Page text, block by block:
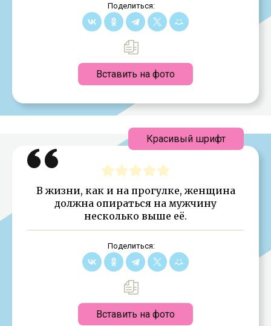
Поделиться:
Вставить на фото
В жизни, как и на прогулке, женщина
должна опираться на мужчину
несколько выше её.
Поделиться:
Вставить на фото
Красивый шрифт